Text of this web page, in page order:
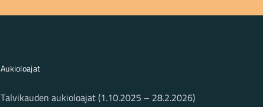
Aukioloajat
Talvikauden aukioloajat (1.10.2025 – 28.2.2026)